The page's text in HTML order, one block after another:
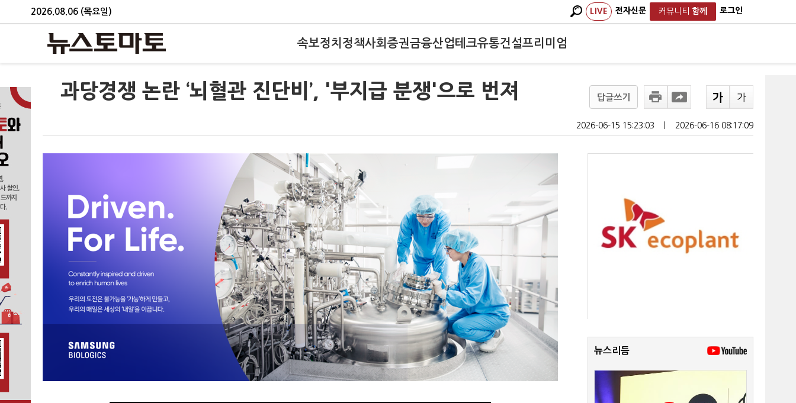
2026.08.06 (목요일) LIVE 전자신문 커뮤니티 함께 로그인
속보정치 정책사회 증권금융산업테크유통건설프리미엄
과당경쟁 논란 ‘뇌혈관 진단비’, '부지급 분쟁'으로 번져 답글쓰기
2026-06-15 15:23:03 2026-06-16 08:17:09
뉴스리듬